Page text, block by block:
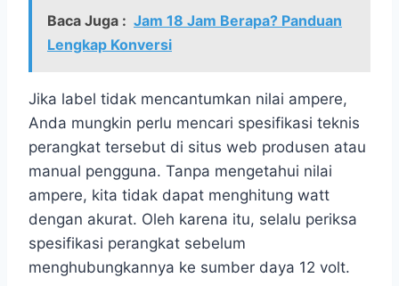
Baca Juga : Jam 18 Jam Berapa? Panduan
Lengkap Konversi
Jika label tidak mencantumkan nilai ampere,
Anda mungkin perlu mencari spesifikasi teknis
perangkat tersebut di situs web produsen atau
manual pengguna. Tanpa mengetahui nilai
ampere, kita tidak dapat menghitung watt
dengan akurat. Oleh karena itu, selalu periksa
spesifikasi perangkat sebelum
menghubungkannya ke sumber daya 12 volt.